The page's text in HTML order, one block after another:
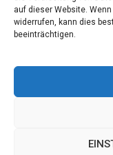
auf dieser Website.
widerrufen, kann dies
beeinträchtigen.